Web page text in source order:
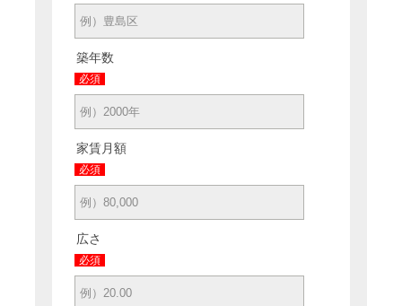
築年数
必須
家賃月額
必須
広さ
必須